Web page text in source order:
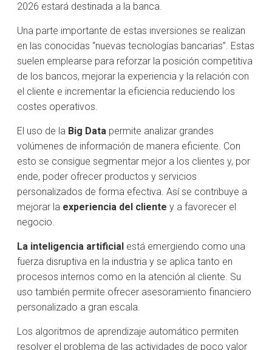
2026 estará destinada a la banca.
Una parte importante de estas inversiones se realizan
en las conocidas “nuevas tecnologías bancarias”. Estas
suelen emplearse para reforzar la posición competitiva
de los bancos, mejorar la experiencia y la relación con
el cliente e incrementar la eficiencia reduciendo los
costes operativos.
El uso de la Big Data permite analizar grandes
volúmenes de información de manera eficiente. Con
esto se consigue segmentar mejor a los clientes y, por
ende, poder ofrecer productos y servicios
personalizados de forma efectiva. Así se contribuye a
mejorar la experiencia del cliente y a favorecer el
negocio.
La inteligencia artificial está emergiendo como una
fuerza disruptiva en la industria y se aplica tanto en
procesos internos como en la atención al cliente. Su
uso también permite ofrecer asesoramiento financiero
personalizado a gran escala.
Los algoritmos de aprendizaje automático permiten
resolver el problema de las actividades de poco valor